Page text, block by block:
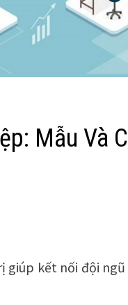
Mẫu Và
giúp kết nối đội